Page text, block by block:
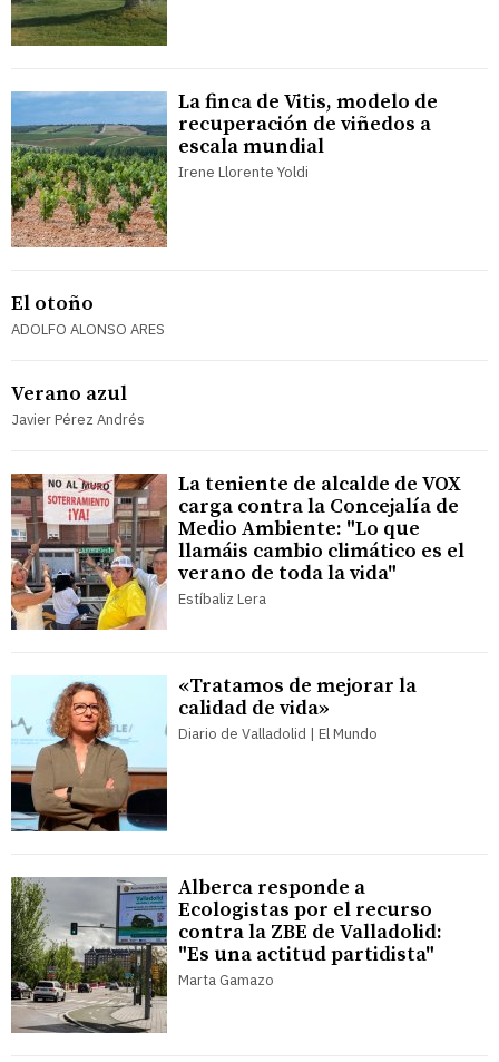
La finca de Vitis, modelo de
recuperación de viñedos a
escala mundial
Irene Llorente Yoldi
El otoño
ADOLFO ALONSO ARES
Verano azul
Javier Pérez Andrés
La teniente de alcalde de VOX
carga contra la Concejalía de
Medio Ambiente: "Lo que
llamáis cambio climático es el
verano de toda la vida"
Estíbaliz Lera
«Tratamos de mejorar la
calidad de vida»
Diario de Valladolid | El Mundo
Alberca responde a
Ecologistas por el recurso
contra la ZBE de Valladolid:
"Es una actitud partidista"
Marta Gamazo